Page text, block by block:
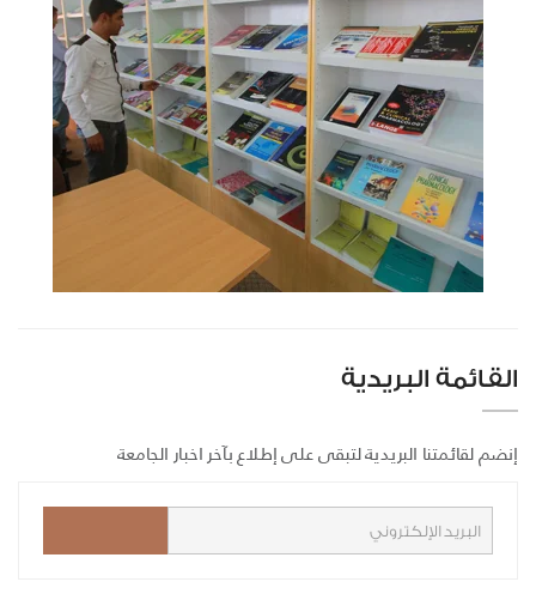
القائمة البريدية
إنضم لقائمتنا البريدية لتبقى على إطلاع بآخر اخبار الجامعة